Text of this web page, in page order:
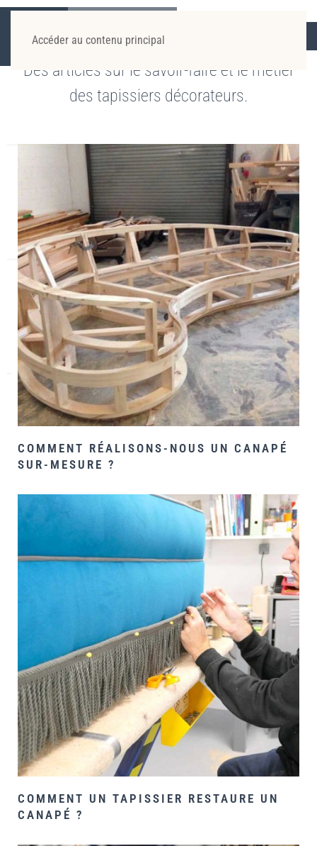
Accéder au contenu principal
Des articles sur le savoir-faire et le métier
des tapissiers décorateurs.
COMMENT RÉALISONS-NOUS UN CANAPÉ
SUR-MESURE ?
COMMENT UN TAPISSIER RESTAURE UN
CANAPÉ ?